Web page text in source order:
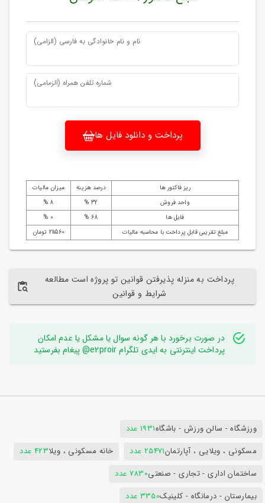
نام و نام خانوادگی به فارسی (الزامی)
شماره تلفن همراه (الزمامی)
پرداخت و دانلود فایل ها
ریز فاکتور ها درصد هزینه
میزان مالیات
واحد فروش
32 %
8 %
فایل ها
68 %
0 %
مبلغ تقریبی قابل پرداخت با محاسبه مالیات
211560 تومان
پرداخت به منزله پذیرفتن قوانین تو پروژه است مطالعه
شرایط و قوانین
در صورت برخورد با هر گونه سوال یا مشکل یا عدم امکان
پرداخت اینترنتی به ایدی تلگرام e2proir@ پیغام بفرستید
ورزشگاه - سالن ورزش - باشگاه1931 عدد
مسکونی ، ویلایی ، آپارتمان25471 عدد خانه مسکونی ، ویلا423 عدد
ساختمان اداری - تجاری - صنعتی7830 عدد
بیمارستان - درمانگاه - کلینیک3350 عدد